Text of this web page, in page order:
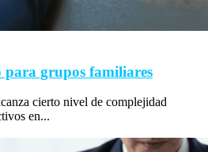
grupos familiares
cierto nivel de complejidad
en...